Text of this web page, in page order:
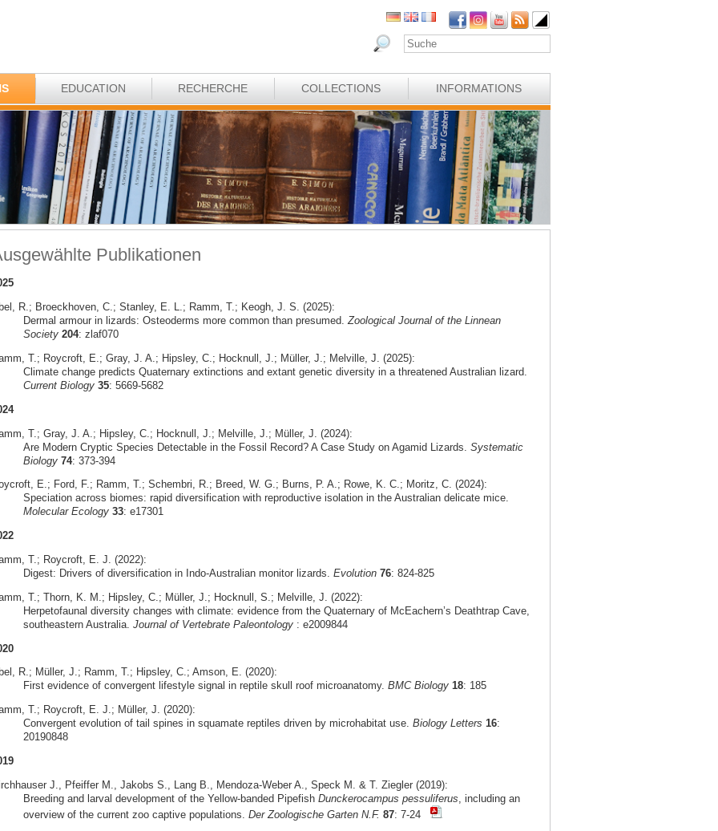
EDUCATION RECHERCHE COLLECTIONS INFORMATIONS
Publikationen
R.; Broeckhoven, C.; Stanley, E. L.; Ramm, T.; Keogh, J. S. (2025):
Dermal armour in lizards: Osteoderms more common than presumed.Zoological Journal of the Linnean
Society 204: zlaf070
T.; Roycroft, E.; Gray, J. A.; Hipsley, C.; Hocknull, J.; Müller, J.; Melville, J. (2025):
Climate change predicts Quaternary extinctions and extant genetic diversity in a threatened Australian lizard.
Current Biology 35: 5669-5682
T.; Gray, J. A.; Hipsley, C.; Hocknull, J.; Melville, J.; Müller, J. (2024):
Are Modern Cryptic Species Detectable in the Fossil Record? A Case Study on Agamid Lizards. Systematic
Biology 74: 373-394
E.; Ford, F.; Ramm, T.; Schembri, R.; Breed, W. G.; Burns, P. A.; Rowe, K. C.; Moritz, C. (2024):
Speciation across biomes: rapid diversification with reproductive isolation in the Australian delicate mice.
Molecular Ecology 33: e17301
T.; Roycroft, E. J. (2022):
Digest: Drivers of diversification in Indo-Australian monitor lizards. Evolution 76: 824-825
T.; Thorn, K. M.; Hipsley, C.; Müller, J.; Hocknull, S.; Melville, J. (2022):
Herpetofaunal diversity changes with climate: evidence from the Quaternary of McEachern’s Deathtrap Cave,
southeastern Australia. Journal of Vertebrate Paleontology: e2009844
R.; Müller, J.; Ramm, T.; Hipsley, C.; Amson, E. (2020):
First evidence of convergent lifestyle signal in reptile skull roof microanatomy. BMC Biology 18: 185
T.; Roycroft, E. J.; Müller, J. (2020):
Convergent evolution of tail spines in squamate reptiles driven by microhabitat use. Biology Letters 16:
20190848
J., Pfeiffer M., Jakobs S., Lang B., Mendoza-Weber A., Speck M. & T. Ziegler (2019):
Breeding and larval development of the Yellow-banded Pipefish Dunckerocampus pessuliferus , including an
overview of the current zoo captive populations. Der Zoologische Garten N.F. 87: 7-24